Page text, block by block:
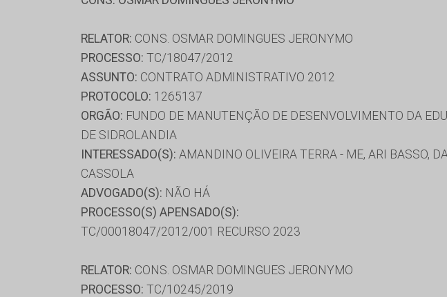
RELATOR: CONS. OSMAR DOMINGUES JERONYMO
PROCESSO: TC/18047/2012
ASSUNTO: CONTRATO ADMINISTRATIVO 2012
PROTOCOLO: 1265137
ORGÃO: FUNDO DE MANUTENÇÃO DE DESENVOLVIMENTO DA
DE SIDROLANDIA
INTERESSADO(S): AMANDINO OLIVEIRA TERRA - ME, ARI BASSO,
CASSOLA
ADVOGADO(S): NÃO HÁ
PROCESSO(S) APENSADO(S):
TC/00018047/2012/001 RECURSO 2023
RELATOR: CONS. OSMAR DOMINGUES JERONYMO
PROCESSO: TC/10245/2019